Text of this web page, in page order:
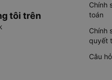
tôi trên
Chính
toán
Chính
quyết
Câu